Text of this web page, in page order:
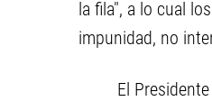
la fila", a lo cual
impunidad, no
El